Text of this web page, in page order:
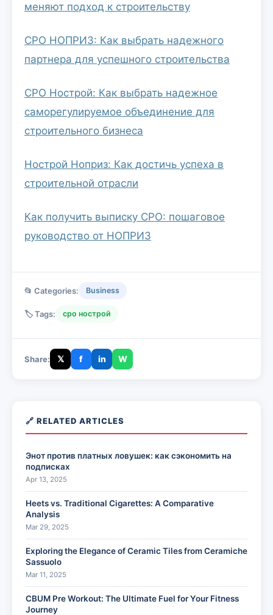
меняют подход к строительству
СРО НОПРИЗ: Как выбрать надежного
партнера для успешного строительства
СРО Нострой: Как выбрать надежное
саморегулируемое объединение для
строительного бизнеса
Нострой Ноприз: Как достичь успеха в
строительной отрасли
Как получить выписку СРО: пошаговое
руководство от НОПРИЗ
📂 Categories: Business
🏷️ Tags: сро нострой
Share: 𝕏 f in W
🔗 RELATED ARTICLES
Энот против платных ловушек: как сэкономить на
подписках
Apr 13, 2025
Heets vs. Traditional Cigarettes: A Comparative
Analysis
Mar 29, 2025
Exploring the Elegance of Ceramic Tiles from Ceramiche
Sassuolo
Mar 11, 2025
CBUM Pre Workout: The Ultimate Fuel for Your Fitness
Journey